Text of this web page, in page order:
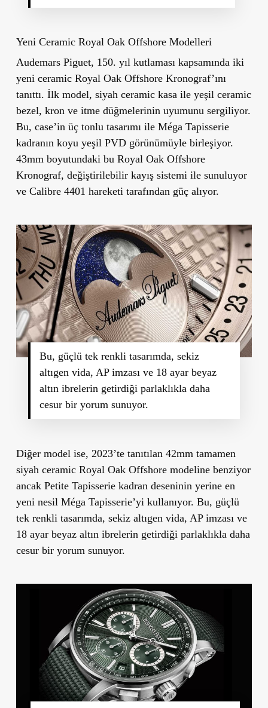
Yeni Ceramic Royal Oak Offshore Modelleri
Audemars Piguet, 150. yıl kutlaması kapsamında iki
yeni ceramic Royal Oak Offshore Kronograf’ını
tanıttı. İlk model, siyah ceramic kasa ile yeşil ceramic
bezel, kron ve itme düğmelerinin uyumunu sergiliyor.
Bu, case’in üç tonlu tasarımı ile Méga Tapisserie
kadranın koyu yeşil PVD görünümüyle birleşiyor.
43mm boyutundaki bu Royal Oak Offshore
Kronograf, değiştirilebilir kayış sistemi ile sunuluyor
ve Calibre 4401 hareketi tarafından güç alıyor.
Bu, güçlü tek renkli tasarımda, sekiz
altıgen vida, AP imzası ve 18 ayar beyaz
altın ibrelerin getirdiği parlaklıkla daha
cesur bir yorum sunuyor.
Diğer model ise, 2023’te tanıtılan 42mm tamamen
siyah ceramic Royal Oak Offshore modeline benziyor
ancak Petite Tapisserie kadran deseninin yerine en
yeni nesil Méga Tapisserie’yi kullanıyor. Bu, güçlü
tek renkli tasarımda, sekiz altıgen vida, AP imzası ve
18 ayar beyaz altın ibrelerin getirdiği parlaklıkla daha
cesur bir yorum sunuyor.